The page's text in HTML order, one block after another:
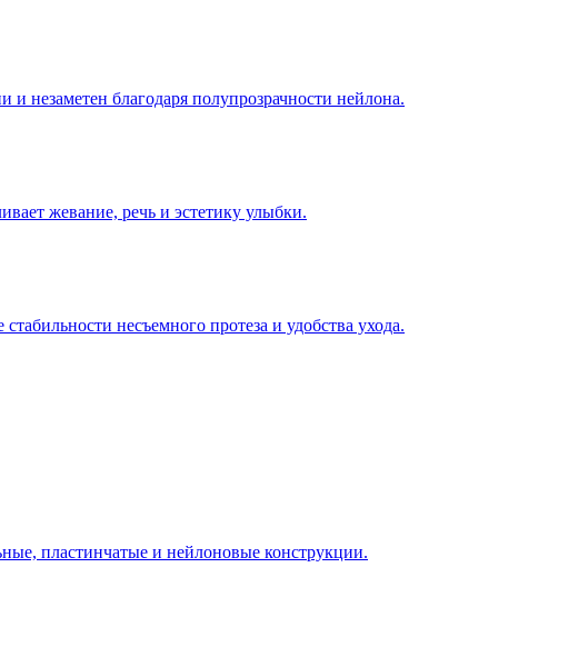
незаметен благодаря полупрозрачности нейлона.
жевание, речь и эстетику улыбки.
несъемного протеза и удобства ухода.
пластинчатые и нейлоновые конструкции.